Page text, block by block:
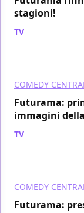
stagioni!
TV
COMEDY
Futurama:
immagini
TV
COMEDY
Futurama: